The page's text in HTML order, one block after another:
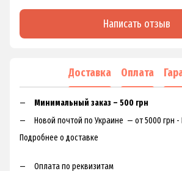
Написать отзыв
Доставка Оплата
Минимальный заказ – 500 грн
Новой почтой по Украине — от 5000 грн -
Подробнее о доставке
Оплата по реквизитам